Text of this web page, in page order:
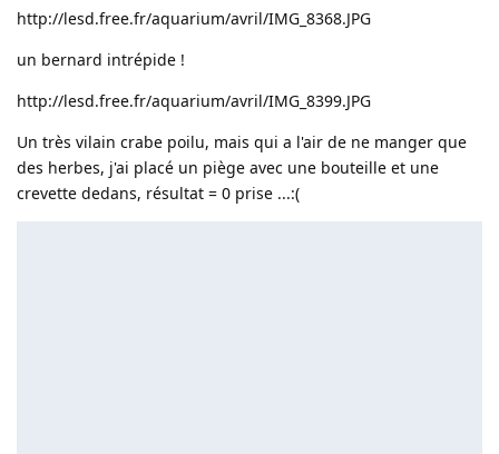
http://lesd.free.fr/aquarium/avril/IMG_8368.JPG
un bernard intrépide !
http://lesd.free.fr/aquarium/avril/IMG_8399.JPG
Un très vilain crabe poilu, mais qui a l'air de ne manger que
des herbes, j'ai placé un piège avec une bouteille et une
crevette dedans, résultat = 0 prise ...:(